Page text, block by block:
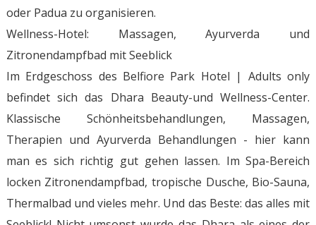
oder Padua zu organisieren.
Wellness-Hotel: Massagen, Ayurverda und
Zitronendampfbad mit Seeblick
Im Erdgeschoss des Belfiore Park Hotel | Adults only
befindet sich das Dhara Beauty-und Wellness-Center.
Klassische Schönheitsbehandlungen, Massagen,
Therapien und Ayurverda Behandlungen - hier kann
man es sich richtig gut gehen lassen. Im Spa-Bereich
locken Zitronendampfbad, tropische Dusche, Bio-Sauna,
Thermalbad und vieles mehr. Und das Beste: das alles mit